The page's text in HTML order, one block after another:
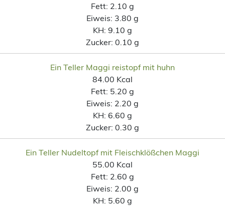
Fett: 2.10 g
Eiweis: 3.80 g
KH: 9.10 g
Zucker: 0.10 g
Ein Teller Maggi reistopf mit huhn
84.00 Kcal
Fett: 5.20 g
Eiweis: 2.20 g
KH: 6.60 g
Zucker: 0.30 g
Ein Teller Nudeltopf mit Fleischklößchen Maggi
55.00 Kcal
Fett: 2.60 g
Eiweis: 2.00 g
KH: 5.60 g